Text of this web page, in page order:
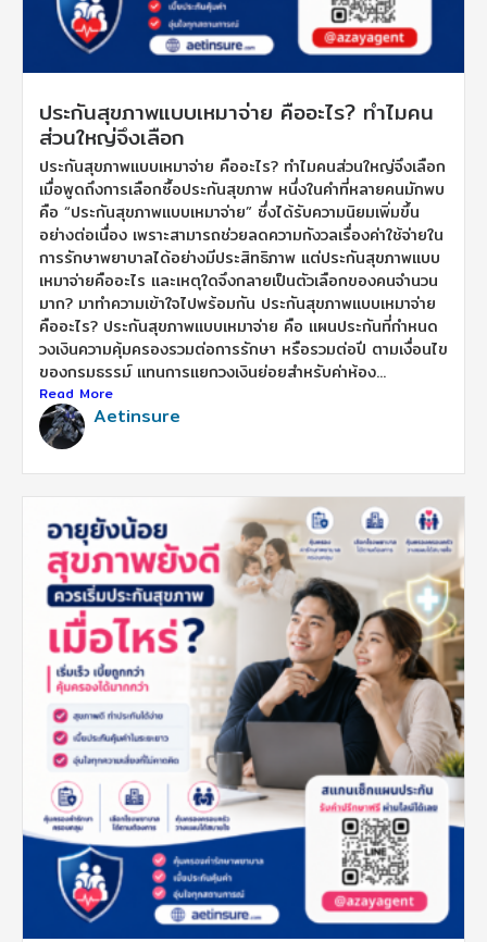
ประกันสุขภาพแบบเหมาจ่าย คืออะไร? ทำไมคน
ส่วนใหญ่จึงเลือก
ประกันสุขภาพแบบเหมาจ่าย คืออะไร? ทำไมคนส่วนใหญ่จึงเลือก
เมื่อพูดถึงการเลือกซื้อประกันสุขภาพ หนึ่งในคำที่หลายคนมักพบ
คือ “ประกันสุขภาพแบบเหมาจ่าย” ซึ่งได้รับความนิยมเพิ่มขึ้น
อย่างต่อเนื่อง เพราะสามารถช่วยลดความกังวลเรื่องค่าใช้จ่ายใน
การรักษาพยาบาลได้อย่างมีประสิทธิภาพ แต่ประกันสุขภาพแบบ
เหมาจ่ายคืออะไร และเหตุใดจึงกลายเป็นตัวเลือกของคนจำนวน
มาก? มาทำความเข้าใจไปพร้อมกัน ประกันสุขภาพแบบเหมาจ่าย
คืออะไร? ประกันสุขภาพแบบเหมาจ่าย คือ แผนประกันที่กำหนด
วงเงินความคุ้มครองรวมต่อการรักษา หรือรวมต่อปี ตามเงื่อนไข
ของกรมธรรม์ แทนการแยกวงเงินย่อยสำหรับค่าห้อง...
Read More
Aetinsure